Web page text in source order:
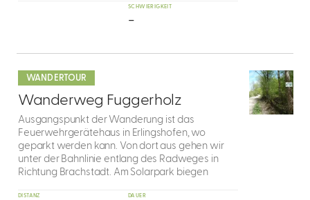
SCHWIERIGKEIT
-
WANDERTOUR
2
Wanderweg Fuggerholz
Ausgangspunkt der Wanderung ist das
Feuerwehrgerätehaus in Erlingshofen, wo
geparkt werden kann. Von dort aus gehen wir
unter der Bahnlinie entlang des Radweges in
Richtung Brachstadt. Am Solarpark biegen
DISTANZ DAUER
dazu